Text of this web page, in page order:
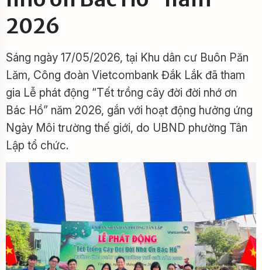
2026
Sáng ngày 17/05/2026, tại Khu dân cư Buôn Păn
Lăm, Công đoàn Vietcombank Đắk Lắk đã tham
gia Lễ phát động “Tết trồng cây đời đời nhớ ơn
Bác Hồ” năm 2026, gắn với hoạt động hưởng ứng
Ngày Môi trường thế giới, do UBND phường Tân
Lập tổ chức.